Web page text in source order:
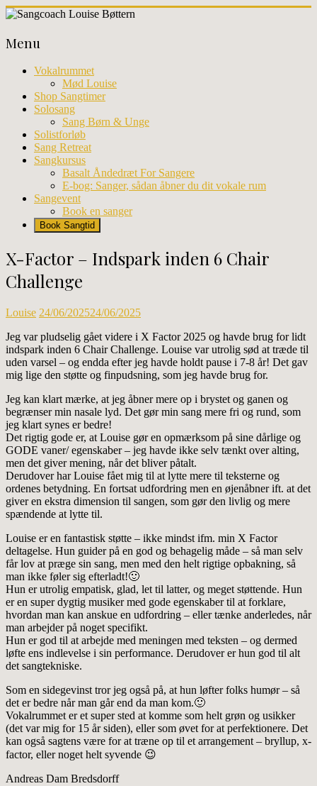
Skip
content
Louise
Bøttern
Professionel
sangundervisning
workhops
København
Menu
Vokalrummet
Mød Louise
Shop Sangtimer
Solosang
Sang Børn & Unge
Solistforløb
Sang Retreat
Sangkursus
Basalt Åndedræt For Sangere
E-bog: Sanger, sådan åbner du dit vokale rum
Sangevent
Book en sanger
Book Sangtid
X-Factor – Indspark inden 6 Chair
Challenge
Louise 24/06/202524/06/2025
Jeg var pludselig gået videre i X Factor 2025 og havde brug for lidt
indspark inden 6 Chair Challenge. Louise var utrolig sød at træde til
uden varsel – og endda efter jeg havde holdt pause i 7-8 år! Det gav
mig lige den støtte og finpudsning, som jeg havde brug for.
Jeg kan klart mærke, at jeg åbner mere op i brystet og ganen og
begrænser min nasale lyd. Det gør min sang mere fri og rund, som
jeg klart synes er bedre!
Det rigtig gode er, at Louise gør en opmærksom på sine dårlige og
GODE vaner/ egenskaber – jeg havde ikke selv tænkt over alting,
men det giver mening, når det bliver påtalt.
Derudover har Louise fået mig til at lytte mere til teksterne og
ordenes betydning. En fortsat udfordring men en øjenåbner ift. at det
giver en ekstra dimension til sangen, som gør den livlig og mere
spændende at lytte til.
Louise er en fantastisk støtte – ikke mindst ifm. min X Factor
deltagelse. Hun guider på en god og behagelig måde – så man selv
får lov at præge sin sang, men med den helt rigtige opbakning, så
man ikke føler sig efterladt!🙂
Hun er utrolig empatisk, glad, let til latter, og meget støttende. Hun
er en super dygtig musiker med gode egenskaber til at forklare,
hvordan man kan anskue en udfordring – eller tænke anderledes, når
man arbejder på noget specifikt.
Hun er god til at arbejde med meningen med teksten – og dermed
løfte ens indlevelse i sin performance. Derudover er hun god til alt
det sangtekniske.
Som en sidegevinst tror jeg også på, at hun løfter folks humør – så
det er bedre når man går end da man kom.🙂
Vokalrummet er et super sted at komme som helt grøn og usikker
(det var mig for 15 år siden), eller som øvet for at perfektionere. Det
kan også sagtens være for at træne op til et arrangement – bryllup, x-
factor, eller noget helt syvende 😉
Andreas Dam Bredsdorff